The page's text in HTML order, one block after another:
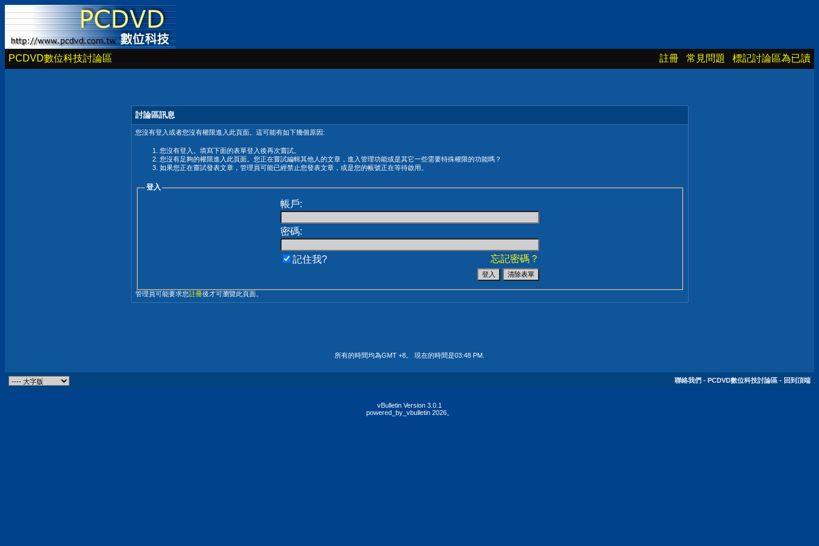
PCDVD數位科技討論區 註冊 常見問題 標記討論區為已讀
討論區訊息
您沒有登入或者您沒有權限進入此頁面。這可能有如下幾個原因:
您沒有登入。填寫下面的表單登入後再次嘗試。
您沒有足夠的權限進入此頁面。您正在嘗試編輯其他人的文章，進入管理功能或是其它一些需要特殊權限的功能嗎？
如果您正在嘗試發表文章，管理員可能已經禁止您發表文章，或是您的帳號正在等待啟用。
登入
帳戶:
密碼:
忘記密碼？
記住我?
管理員可能要求您註冊後才可瀏覽此頁面。
所有的時間均為GMT +8。 現在的時間是03:48 PM
聯絡我們 - PCDVD數位科技討論區 - 回到頂端
vBulletin Version 3.0.1
powered_by_vbulletin 2026。